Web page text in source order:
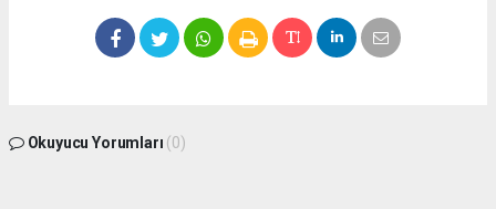
Okuyucu Yorumları (0)